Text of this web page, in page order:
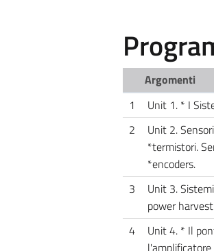
Argomenti
1
Unit 1. * I
2
Unit 2.
*termistori.
*encoders.
3
Unit 3.
power
4
Unit 4. * Il
l'amplificatore